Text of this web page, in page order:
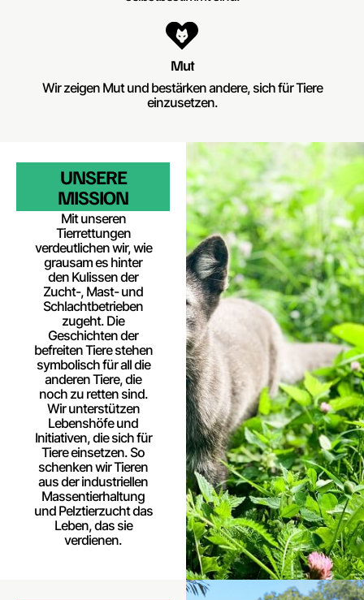
Mut
Wir zeigen Mut und bestärken andere, sich für Tiere
einzusetzen.
UNSERE
MISSION
Mit unseren
Tierrettungen
verdeutlichen wir, wie
grausam es hinter
den Kulissen der
Zucht-, Mast- und
Schlachtbetrieben
zugeht. Die
Geschichten der
befreiten Tiere stehen
symbolisch für all die
anderen Tiere, die
noch zu retten sind.
Wir unterstützen
Lebenshöfe und
Initiativen, die sich für
Tiere einsetzen. So
schenken wir Tieren
aus der industriellen
Massentierhaltung
und Pelztierzucht das
Leben, das sie
verdienen.